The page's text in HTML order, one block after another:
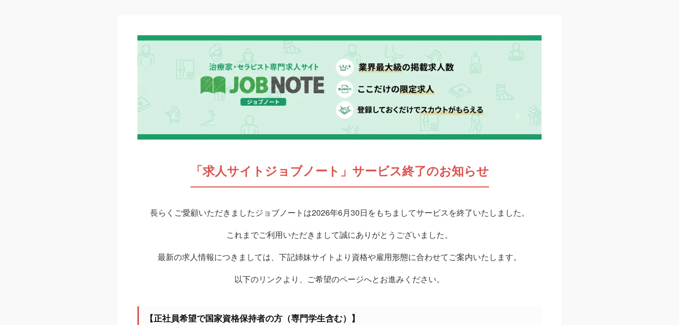
「求人サイトジョブノート」サービス終了のお知らせ
長らくご愛顧いただきましたジョブノートは2026年6月30日をもちましてサービスを終了いたしました。
これまでご利用いただきまして誠にありがとうございました。
最新の求人情報につきましては、下記姉妹サイトより資格や雇用形態に合わせてご案内いたします。
以下のリンクより、ご希望のページへとお進みください。
【正社員希望で国家資格保持者の方（専門学生含む）】